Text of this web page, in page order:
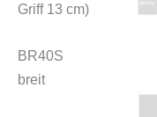
Griff 13 cm)
BR40S
breit